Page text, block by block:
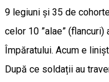
9 legiuni și 35 de
celor 10 ”alae”
Împăratului. Acum e
După ce soldații au